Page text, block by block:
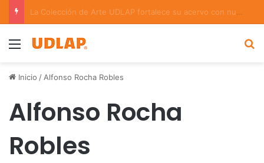
Académica UDLAP asesora un proyecto que creará dispositivo capaz de clasificar episodios ansioso-depresivos
Menu
Inicio / Alfonso Rocha Robles
Alfonso Rocha
Robles